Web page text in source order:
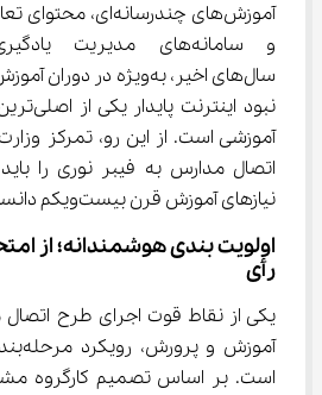
سال‌های اخیر، به‌ویژه در
نبود
آموزشی است. از این رو، تمرکز
اتصال مدارس به فیبر نوری را
نیازهای آموزش قرن بیست‌ویکم دانست.
اولویت ‌بندی هوشمندانه؛ از
رأی
یکی از نقاط قوت اجرای طرح
است. بر اساس تصمیم کارگروه